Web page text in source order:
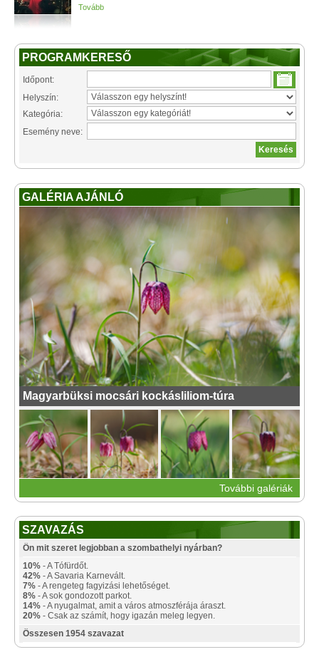
Tovább
PROGRAMKERESŐ
Időpont:
Helyszín:
Kategória:
Esemény neve:
GALÉRIA AJÁNLÓ
Magyarbüksi mocsári kockásliliom-túra
További galériák
SZAVAZÁS
Ön mit szeret legjobban a szombathelyi nyárban?
10% - A Tófürdőt.
42% - A Savaria Karnevált.
7% - A rengeteg fagyizási lehetőséget.
8% - A sok gondozott parkot.
14% - A nyugalmat, amit a város atmoszférája áraszt.
20% - Csak az számít, hogy igazán meleg legyen.
Összesen 1954 szavazat